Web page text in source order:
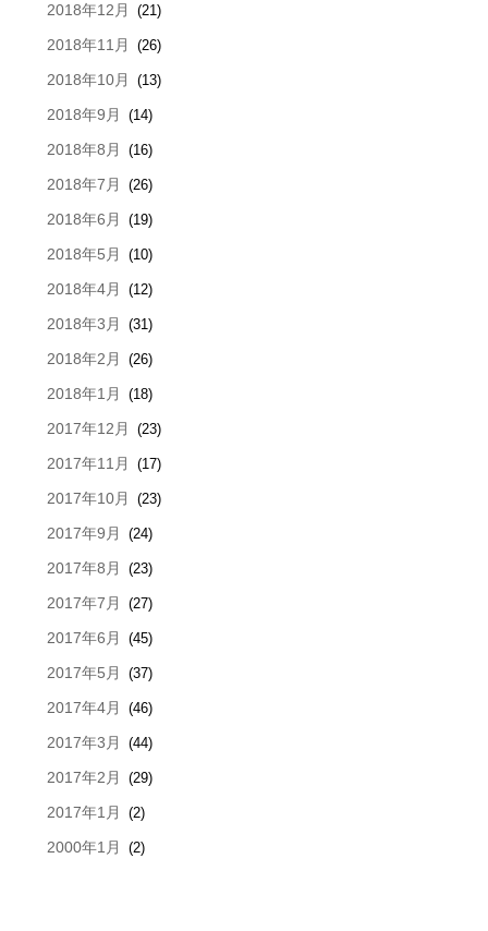
2018年12月 (21)
2018年11月 (26)
2018年10月 (13)
2018年9月 (14)
2018年8月 (16)
2018年7月 (26)
2018年6月 (19)
2018年5月 (10)
2018年4月 (12)
2018年3月 (31)
2018年2月 (26)
2018年1月 (18)
2017年12月 (23)
2017年11月 (17)
2017年10月 (23)
2017年9月 (24)
2017年8月 (23)
2017年7月 (27)
2017年6月 (45)
2017年5月 (37)
2017年4月 (46)
2017年3月 (44)
2017年2月 (29)
2017年1月 (2)
2000年1月 (2)